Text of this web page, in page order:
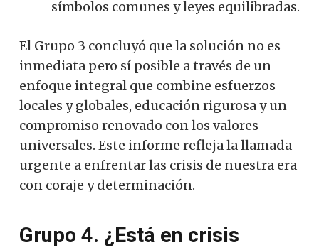
símbolos comunes y leyes equilibradas.
El Grupo 3 concluyó que la solución no es
inmediata pero sí posible a través de un
enfoque integral que combine esfuerzos
locales y globales, educación rigurosa y un
compromiso renovado con los valores
universales. Este informe refleja la llamada
urgente a enfrentar las crisis de nuestra era
con coraje y determinación.
Grupo 4. ¿Está en crisis